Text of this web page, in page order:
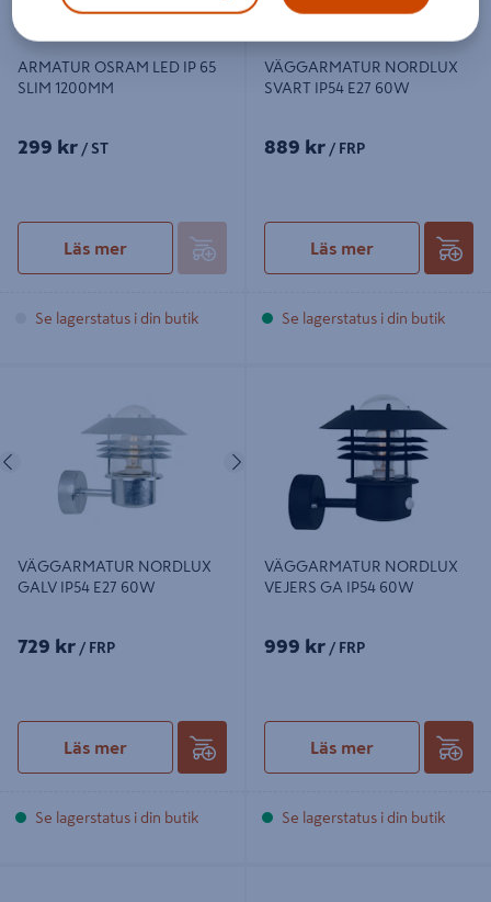
ARMATUR OSRAM LED IP 65
SLIM 1200MM
299 kr / ST
Läs mer
Se lagerstatus i din butik
VÄGGARMATUR NORDLUX
SVART IP54 E27 60W
889 kr / FRP
Läs mer
Se lagerstatus i din butik
Föregående
VÄGGARMATUR NORDLUX
GALV IP54 E27 60W
729 kr / FRP
Läs mer
Se lagerstatus i din butik
VEJERS GA IP54 60W
VÄGGARMATUR NORDLUX
VEJERS GA IP54 60W
999 kr / FRP
Läs mer
Se lagerstatus i din butik